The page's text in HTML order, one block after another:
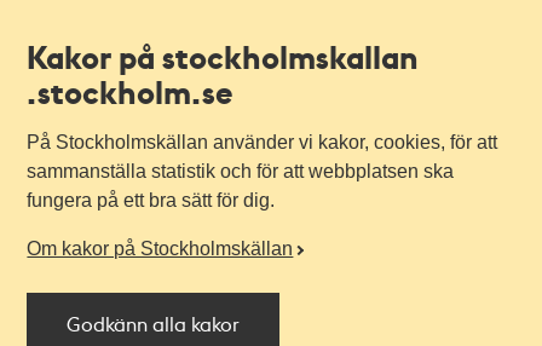
Kakor på stockholmskallan
.stockholm.se
På Stockholmskällan använder vi kakor, cookies, för att
sammanställa statistik och för att webbplatsen ska
fungera på ett bra sätt för dig.
Om kakor på Stockholmskällan
Godkänn alla kakor